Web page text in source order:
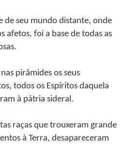
de seu mundo distante, onde
afetos, foi a base de todas as
pirâmides os seus
todos os Espíritos daquela
à pátria sideral.
raças que trouxeram grande
à Terra, desapareceram